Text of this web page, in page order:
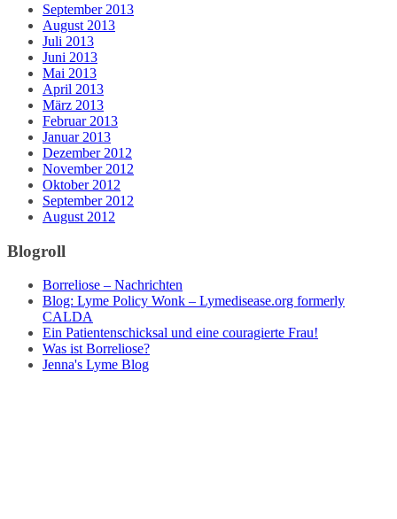
September 2013
August 2013
Juli 2013
Juni 2013
Mai 2013
April 2013
März 2013
Februar 2013
Januar 2013
Dezember 2012
November 2012
Oktober 2012
September 2012
August 2012
Blogroll
Borreliose – Nachrichten
Blog: Lyme Policy Wonk – Lymedisease.org formerly
CALDA
Ein Patientenschicksal und eine couragierte Frau!
Was ist Borreliose?
Jenna's Lyme Blog